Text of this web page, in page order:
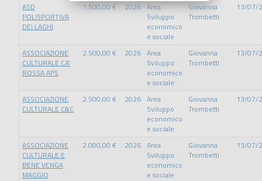
ASD
POLISPORTIVA
DEI LAGHI
1.500,00 € 2026 Area
Sviluppo
economico
e sociale
Giovanna
Trombetti
13/07/
ASSOCIAZIONE
CULTURALE CA'
ROSSA APS
2.500,00 € 2026 Area
Sviluppo
economico
e sociale
Giovanna
Trombetti
13/07/
ASSOCIAZIONE
CULTURALE C&C
2.500,00 € 2026 Area
Sviluppo
economico
e sociale
Giovanna
Trombetti
13/07/
ASSOCIAZIONE
CULTURALE E
BENE VENGA
MAGGIO
2.000,00 € 2026 Area
Sviluppo
economico
e sociale
Giovanna
Trombetti
13/07/